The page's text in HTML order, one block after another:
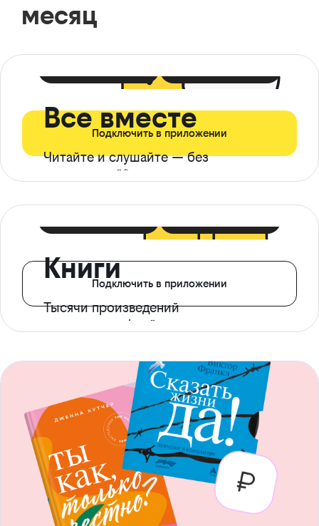
месяц
Все вместе
Читайте и слушайте — без
ограничений*
Подключить в приложении
Книги
Тысячи произведений
с доступом офлайн
Подключить в приложении